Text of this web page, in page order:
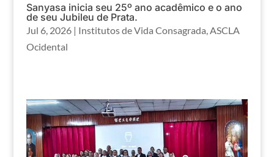
Sanyasa inicia seu 25º ano acadêmico e o ano
de seu Jubileu de Prata.
Jul 6, 2026| Institutos de Vida Consagrada ASCLA
Ocidental